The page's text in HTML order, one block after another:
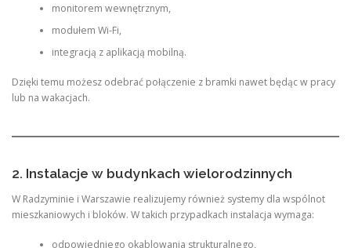
monitorem wewnętrznym,
modułem Wi-Fi,
integracją z aplikacją mobilną.
Dzięki temu możesz odebrać połączenie z bramki nawet będąc w pracy
lub na wakacjach.
2. Instalacje w budynkach wielorodzinnych
W Radzyminie i Warszawie realizujemy również systemy dla wspólnot
mieszkaniowych i bloków. W takich przypadkach instalacja wymaga:
odpowiedniego okablowania strukturalnego,